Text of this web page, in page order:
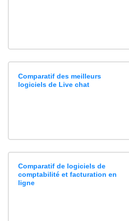
Comparatif des meilleurs
logiciels de Live chat
Comparatif de logiciels de
comptabilité et facturation en
ligne